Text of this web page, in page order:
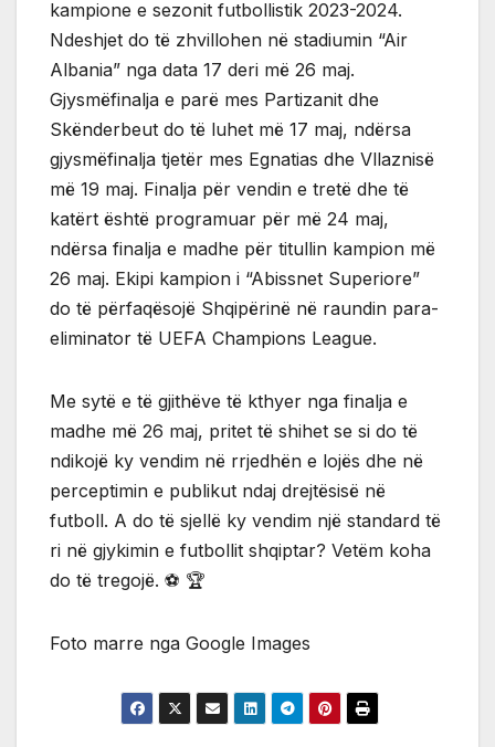
kampione e sezonit futbollistik 2023-2024.
Ndeshjet do të zhvillohen në stadiumin “Air
Albania” nga data 17 deri më 26 maj.
Gjysmëfinalja e parë mes Partizanit dhe
Skënderbeut do të luhet më 17 maj, ndërsa
gjysmëfinalja tjetër mes Egnatias dhe Vllaznisë
më 19 maj. Finalja për vendin e tretë dhe të
katërt është programuar për më 24 maj,
ndërsa finalja e madhe për titullin kampion më
26 maj. Ekipi kampion i “Abissnet Superiore”
do të përfaqësojë Shqipërinë në raundin para-
eliminator të UEFA Champions League.
Me sytë e të gjithëve të kthyer nga finalja e
madhe më 26 maj, pritet të shihet se si do të
ndikojë ky vendim në rrjedhën e lojës dhe në
perceptimin e publikut ndaj drejtësisë në
futboll. A do të sjellë ky vendim një standard të
ri në gjykimin e futbollit shqiptar? Vetëm koha
do të tregojë. ⚽ 🏆
Foto marre nga Google Images